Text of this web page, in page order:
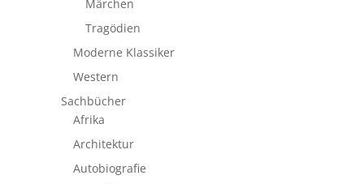
Märchen
Tragödien
Moderne Klassiker
Western
Sachbücher
Afrika
Architektur
Autobiografie